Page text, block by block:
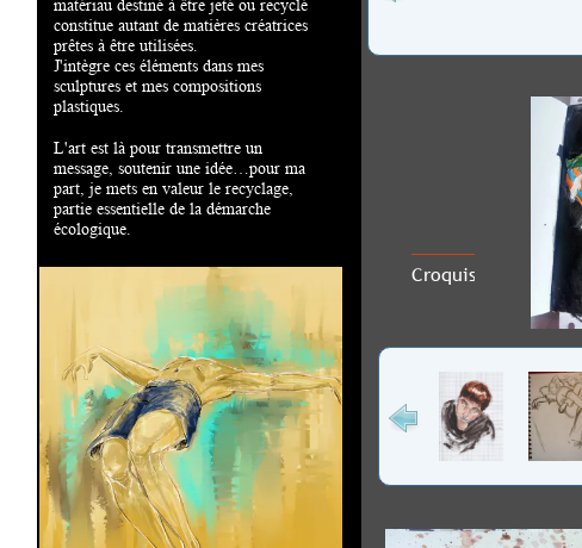
matériau destiné à être jeté ou recyclé
constitue autant de matières créatrices
prêtes à être utilisées.
J'intègre ces éléments dans mes
sculptures et mes compositions
plastiques.
L'art est là pour transmettre un
message, soutenir une idée…pour ma
part, je mets en valeur le recyclage,
partie essentielle de la démarche
écologique.
Croquis